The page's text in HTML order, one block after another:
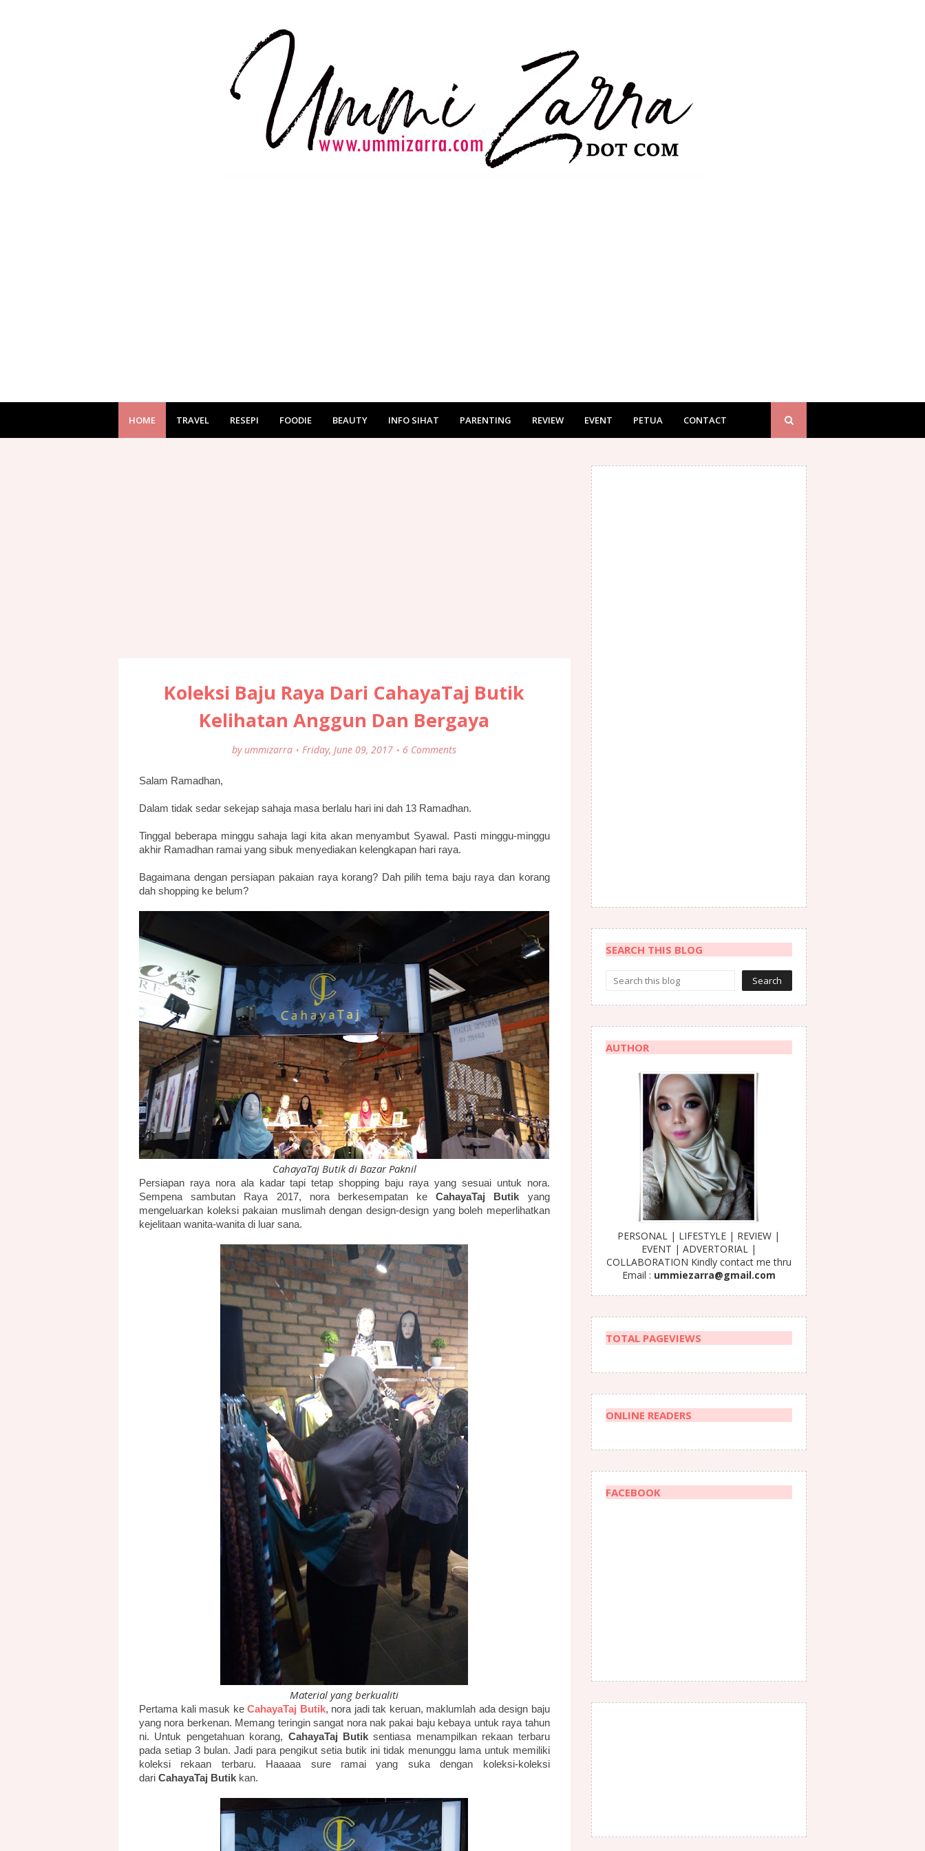
HOME TRAVEL RESEPI FOODIE BEAUTY INFO SIHAT PARENTING REVIEW EVENT PETUA CONTACT
Koleksi Baju Raya Dari CahayaTaj Butik
Kelihatan Anggun Dan Bergaya
by ummizarra Friday, June 09, 2017 6 Comments
Salam Ramadhan,
Dalam tidak sedar sekejap sahaja masa berlalu hari ini dah 13 Ramadhan.
Tinggal beberapa minggu sahaja lagi kita akan menyambut Syawal. Pasti minggu-minggu
akhir Ramadhan ramai yang sibuk menyediakan kelengkapan hari raya.
Bagaimana dengan persiapan pakaian raya korang? Dah pilih tema baju raya dan korang
dah shopping ke belum?
CahayaTaj Butik di Bazar Paknil
Persiapan raya nora ala kadar tapi tetap shopping baju raya yang sesuai untuk nora.
Sempena sambutan Raya 2017, nora berkesempatan keCahayaTaj Butik yang
mengeluarkan koleksi pakaian muslimah dengan design-design yang boleh meperlihatkan
kejelitaan wanita-wanita di luar sana.
Material yang berkualiti
Pertama kali masuk keCahayaTaj Butik, nora jadi tak keruan, maklumlah ada design baju
yang nora berkenan. Memang teringin sangat nora nak pakai baju kebaya untuk raya tahun
ni. Untuk pengetahuan korang, CahayaTaj Butik sentiasa menampilkan rekaan terbaru
pada setiap 3 bulan. Jadi para pengikut setia butik ini tidak menunggu lama untuk memiliki
koleksi rekaan terbaru. Haaaaa sure ramai yang suka dengan koleksi-koleksi
dari CahayaTaj Butik kan.
SEARCH THIS BLOG
AUTHOR
PERSONAL | LIFESTYLE | REVIEW |
EVENT | ADVERTORIAL |
COLLABORATION Kindly contact me thru
Email : ummiezarra@gmail.com
TOTAL PAGEVIEWS
ONLINE READERS
FACEBOOK